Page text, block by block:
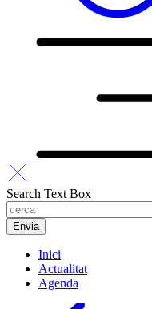
Search Text Box
Inici
Actualitat
Agenda